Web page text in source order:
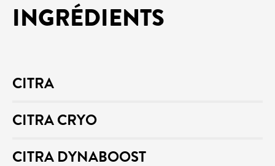
INGRÉDIENTS
CITRA
CITRA CRYO
CITRA DYNABOOST